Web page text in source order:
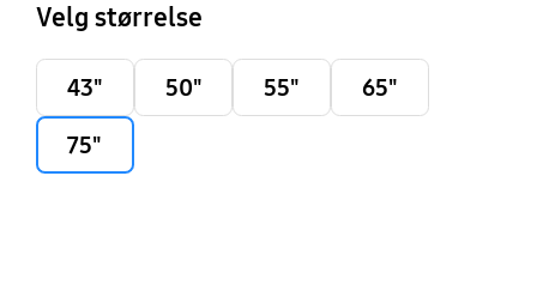
Velg størrelse
43" 50" 55"
65"
75"